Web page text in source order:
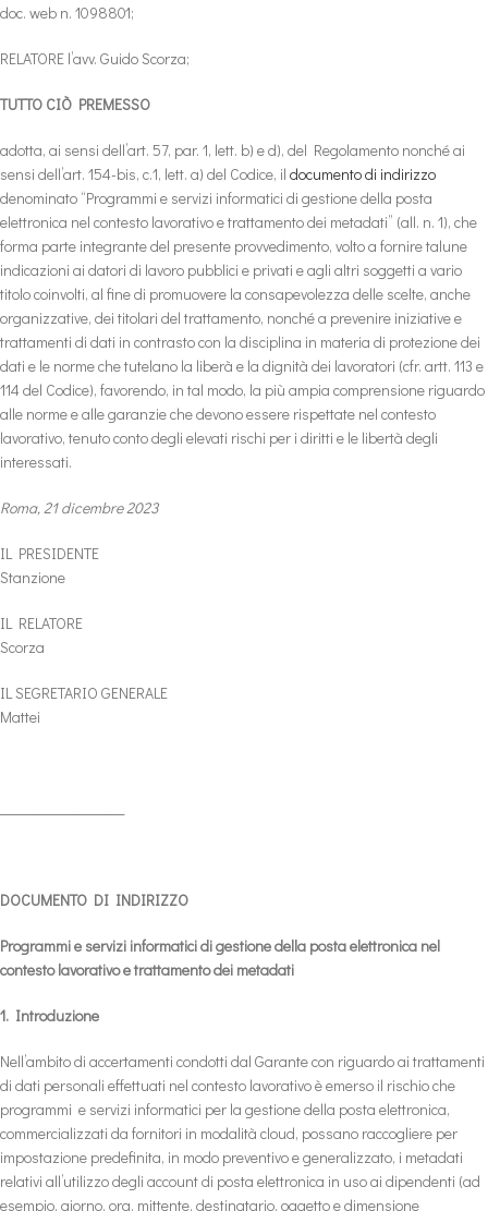
doc. web n. 1098801;
RELATORE l’avv. Guido Scorza;
TUTTO CIÒ PREMESSO
adotta, ai sensi dell’art. 57, par. 1, lett. b) e d), del Regolamento nonché ai
sensi dell’art. 154-bis, c.1, lett. a) del Codice, il documento di indirizzo
denominato “Programmi e servizi informatici di gestione della posta
elettronica nel contesto lavorativo e trattamento dei metadati” (all. n. 1), che
forma parte integrante del presente provvedimento, volto a fornire talune
indicazioni ai datori di lavoro pubblici e privati e agli altri soggetti a vario
titolo coinvolti, al fine di promuovere la consapevolezza delle scelte, anche
organizzative, dei titolari del trattamento, nonché a prevenire iniziative e
trattamenti di dati in contrasto con la disciplina in materia di protezione dei
dati e le norme che tutelano la liberà e la dignità dei lavoratori (cfr. artt. 113 e
114 del Codice), favorendo, in tal modo, la più ampia comprensione riguardo
alle norme e alle garanzie che devono essere rispettate nel contesto
lavorativo, tenuto conto degli elevati rischi per i diritti e le libertà degli
interessati.
Roma, 21 dicembre 2023
IL PRESIDENTE
Stanzione
IL RELATORE
Scorza
IL SEGRETARIO GENERALE
Mattei
DOCUMENTO DI INDIRIZZO
Programmi e servizi informatici di gestione della posta elettronica nel
contesto lavorativo e trattamento dei metadati
1. Introduzione
Nell’ambito di accertamenti condotti dal Garante con riguardo ai trattamenti
di dati personali effettuati nel contesto lavorativo è emerso il rischio che
programmi e servizi informatici per la gestione della posta elettronica,
commercializzati da fornitori in modalità cloud, possano raccogliere per
impostazione predefinita, in modo preventivo e generalizzato, i metadati
relativi all’utilizzo degli account di posta elettronica in uso ai dipendenti (ad
esempio, giorno, ora, mittente, destinatario, oggetto e dimensione